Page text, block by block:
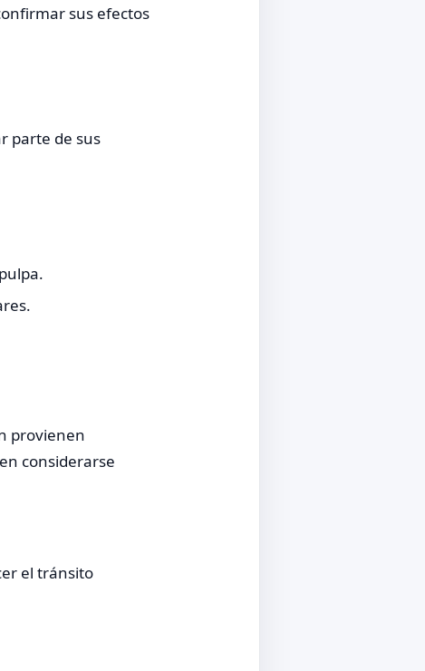
sus efectos
parte de sus
provienen
considerarse
el tránsito